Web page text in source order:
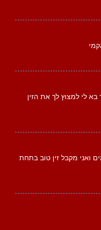
בא לי למצוץ לך את הזין
ואני מקבל זין טוב בתחת